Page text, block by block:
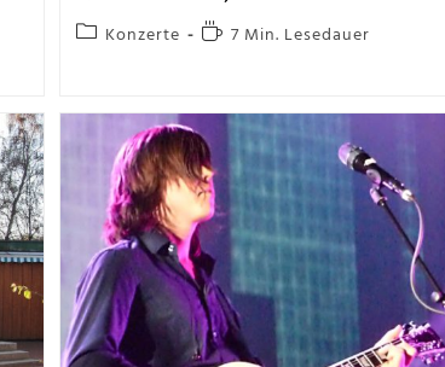
Konzerte 7 Min. Lesedauer